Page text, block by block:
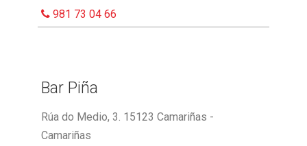
981 73 04 66
Bar Piña
Rúa do Medio, 3. 15123 Camariñas -
Camariñas